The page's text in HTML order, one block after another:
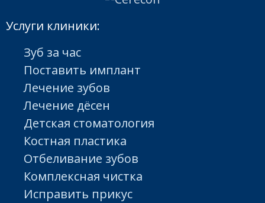
Услуги клиники:
Зуб за час
Поставить имплант
Лечение зубов
Лечение дёсен
Детская стоматология
Костная пластика
Отбеливание зубов
Комплексная чистка
Исправить прикус